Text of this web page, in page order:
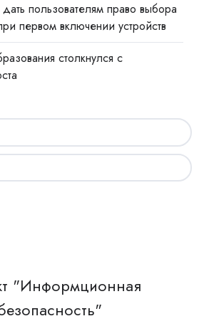
пользователям право выбора
первом включении устройств
столкнулся с
"Информционная